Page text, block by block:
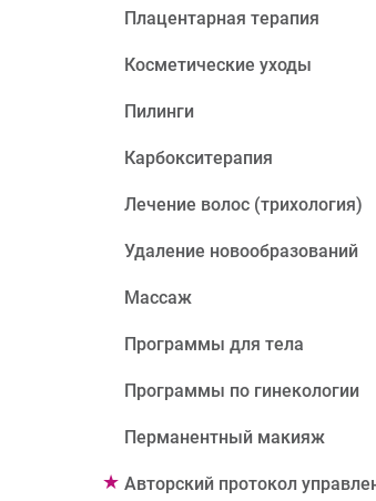
Плацентарная терапия
Косметические уходы
Пилинги
Карбокситерапия
Лечение волос (трихология)
Удаление новообразований
Массаж
Программы для тела
Программы по гинекологии
Перманентный макияж
Авторский протокол